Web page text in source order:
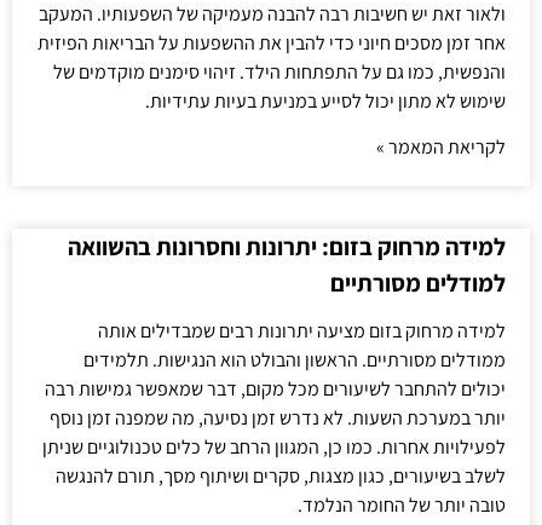
ולאור זאת יש חשיבות רבה להבנה מעמיקה של השפעותיו. המעקב
אחר זמן מסכים חיוני כדי להבין את ההשפעות על הבריאות הפיזית
והנפשית, כמו גם על התפתחות הילד. זיהוי סימנים מוקדמים של
שימוש לא מתון יכול לסייע במניעת בעיות עתידיות.
לקריאת המאמר »
למידה מרחוק בזום: יתרונות וחסרונות בהשוואה
למודלים מסורתיים
למידה מרחוק בזום מציעה יתרונות רבים שמבדילים אותה
ממודלים מסורתיים. הראשון והבולט הוא הנגישות. תלמידים
יכולים להתחבר לשיעורים מכל מקום, דבר שמאפשר גמישות רבה
יותר במערכת השעות. לא נדרש זמן נסיעה, מה שמפנה זמן נוסף
לפעילויות אחרות. כמו כן, המגוון הרחב של כלים טכנולוגיים שניתן
לשלב בשיעורים, כגון מצגות, סקרים ושיתוף מסך, תורם להנגשה
טובה יותר של החומר הנלמד.